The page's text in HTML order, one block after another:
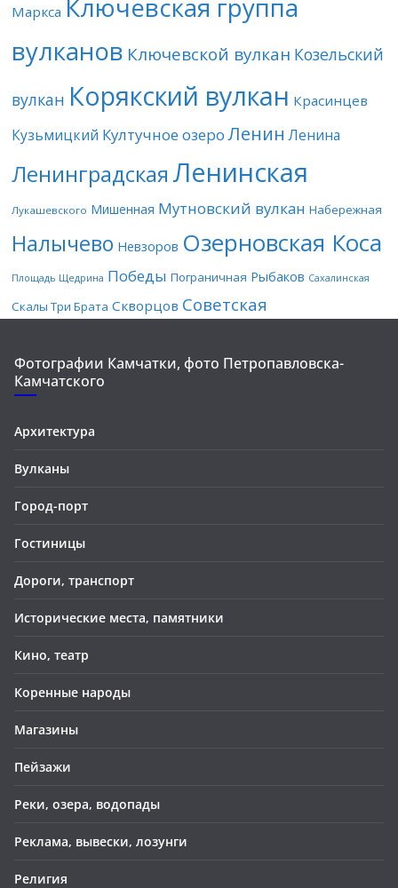
Маркса Ключевская группа
вулканов Ключевской вулкан Козельский
вулкан Корякский вулкан Красинцев
Кузьмицкий Култучное озеро Ленин Ленина
Ленинградская Ленинская
Лукашевского Мишенная Мутновский вулкан Набережная
Налычево Невзоров Озерновская Коса
Площадь Щедрина Победы Пограничная Рыбаков Сахалинская
Скалы Три Брата Скворцов Советская
Фотографии Камчатки, фото Петропавловска-
Камчатского
Архитектура
Вулканы
Город-порт
Гостиницы
Дороги, транспорт
Исторические места, памятники
Кино, театр
Коренные народы
Магазины
Пейзажи
Реки, озера, водопады
Реклама, вывески, лозунги
Религия